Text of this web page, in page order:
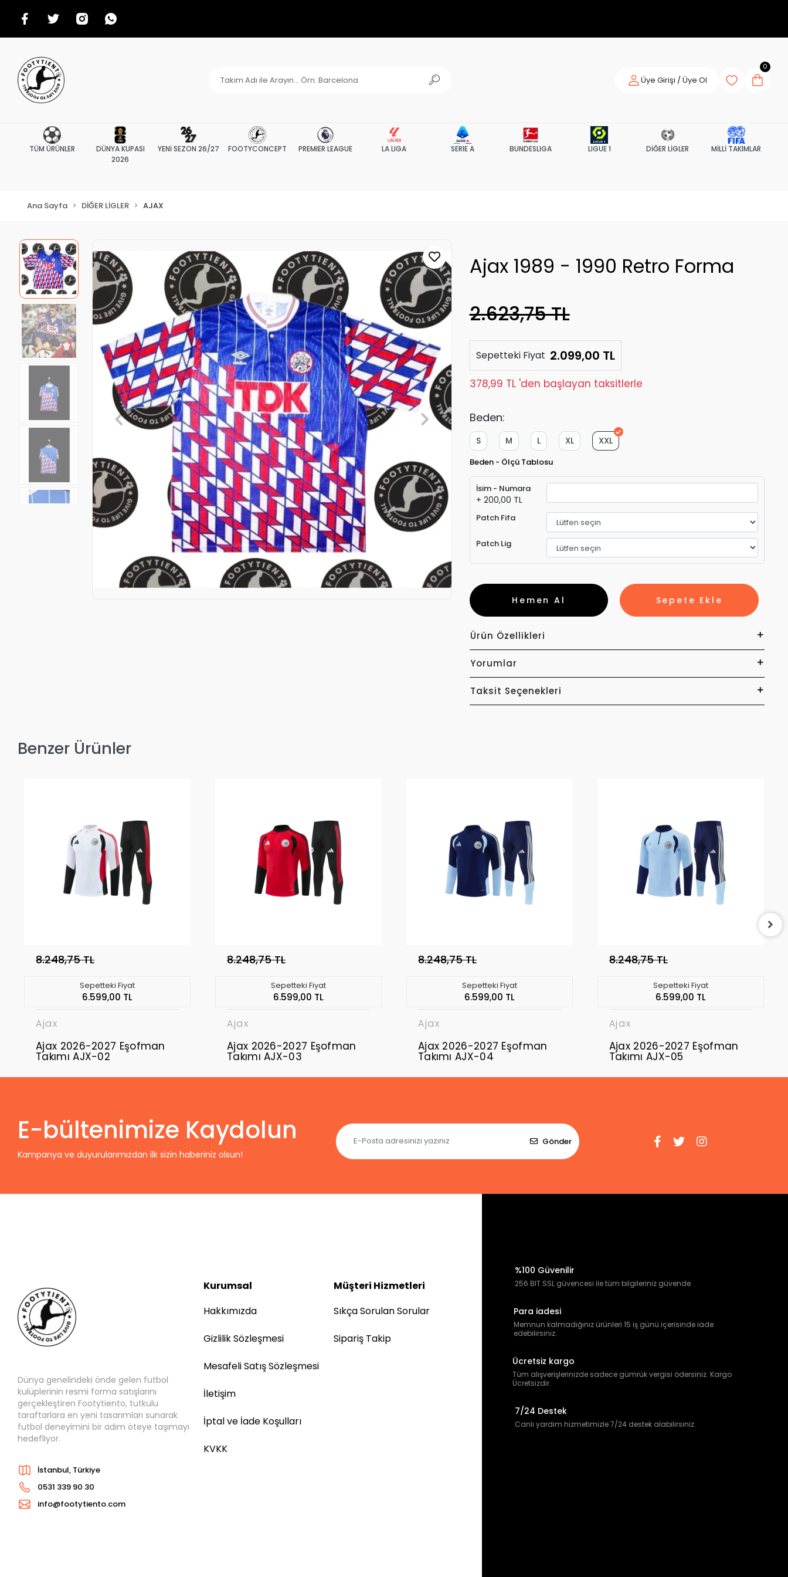
Üye Girişi / Üye Ol
0
TÜM ÜRÜNLER
DÜNYA KUPASI
2026
YENİ SEZON 26/27 FOOTYCONCEPT PREMIER LEAGUE LA LIGA SERIE A BUNDESLIGA LIGUE 1 DİĞER LİGLER MİLLİ TAKIMLAR
Ana Sayfa DİĞER LİGLER AJAX
Ajax 1989 - 1990 Retro Forma
2.623,75 TL
Sepetteki Fiyat 2.099,00 TL
378,99 TL 'den başlayan taksitlerle
Beden:
XXL
XL
L
M
S
Beden - Ölçü Tablosu
İsim - Numara
+ 200,00 TL
Patch Fifa
Patch Lig
Sepete Ekle
Hemen Al
Ürün Özellikleri
Yorumlar
Taksit Seçenekleri
Benzer Ürünler
8.248,75 TL
Sepetteki Fiyat
6.599,00 TL
Ajax
Ajax 2026-2027 Eşofman
Takımı AJX-02
8.248,75 TL
Sepetteki Fiyat
6.599,00 TL
Ajax
Ajax 2026-2027 Eşofman
Takımı AJX-03
8.248,75 TL
Sepetteki Fiyat
6.599,00 TL
Ajax
Ajax 2026-2027 Eşofman
Takımı AJX-04
8.248,75 TL
Sepetteki Fiyat
6.599,00 TL
Ajax
Ajax 2026-2027 Eşofman
Takımı AJX-05
E-bültenimize Kaydolun
Kampanya ve duyurularımızdan ilk sizin haberiniz olsun!
Gönder
Dünya genelindeki önde gelen futbol
kulüplerinin resmi forma satışlarını
gerçekleştiren Footytiento, tutkulu
taraftarlara en yeni tasarımları sunarak
futbol deneyimini bir adım öteye taşımayı
hedefliyor.
İstanbul, Türkiye
0531 339 90 30
info@footytiento.com
Kurumsal
Hakkımızda
Gizlilik Sözleşmesi
Mesafeli Satış Sözleşmesi
İletişim
İptal ve İade Koşulları
KVKK
Müşteri Hizmetleri
Sıkça Sorulan Sorular
Sipariş Takip
%100 Güvenilir
256 BIT SSL güvencesi ile tüm bilgileriniz güvende.
Para iadesi
Memnun kalmadığınız ürünleri 15 iş günü içerisinde iade
edebilirsiniz.
Ücretsiz kargo
Tüm alışverişlerinizde sadece gümrük vergisi ödersiniz. Kargo
Ücretsizdir.
7/24 Destek
Canlı yardım hizmetimizle 7/24 destek alabilirsiniz.